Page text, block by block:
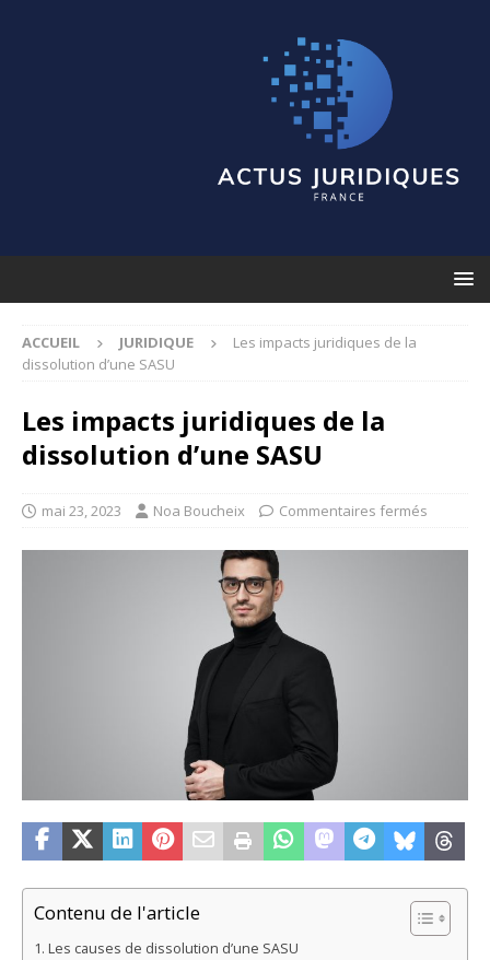
ACCUEIL JURIDIQUE
Les impacts juridiques de la
dissolution d’une SASU
Les impacts juridiques de la
dissolution d’une SASU
mai 23, 2023 Noa Boucheix Commentaires fermés
Contenu de l'article
Les causes de dissolution d’une SASU